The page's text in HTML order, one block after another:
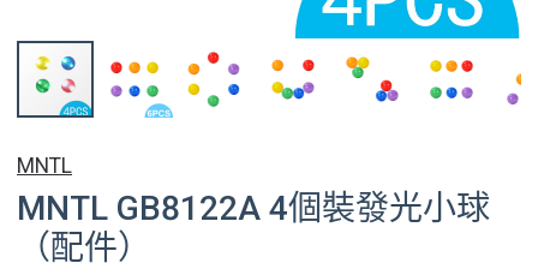
MNTL
MNTL GB8122A 4個裝發光小球
（配件）